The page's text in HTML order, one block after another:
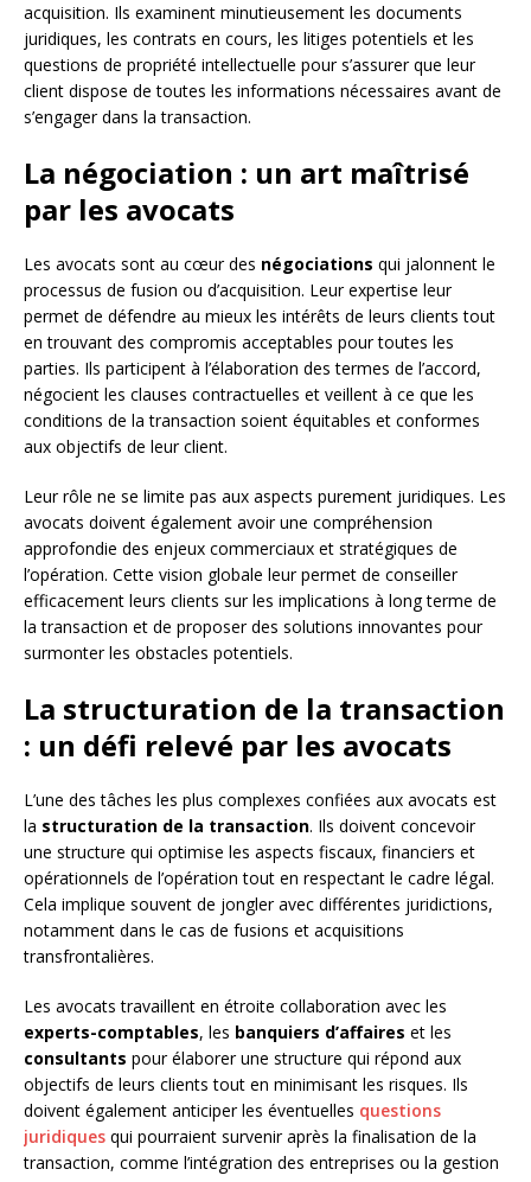
acquisition. Ils examinent minutieusement les documents
juridiques, les contrats en cours, les litiges potentiels et les
questions de propriété intellectuelle pour s’assurer que leur
client dispose de toutes les informations nécessaires avant de
s’engager dans la transaction.
La négociation : un art maîtrisé
par les avocats
Les avocats sont au cœur des négociations qui jalonnent le
processus de fusion ou d’acquisition. Leur expertise leur
permet de défendre au mieux les intérêts de leurs clients tout
en trouvant des compromis acceptables pour toutes les
parties. Ils participent à l’élaboration des termes de l’accord,
négocient les clauses contractuelles et veillent à ce que les
conditions de la transaction soient équitables et conformes
aux objectifs de leur client.
Leur rôle ne se limite pas aux aspects purement juridiques. Les
avocats doivent également avoir une compréhension
approfondie des enjeux commerciaux et stratégiques de
l’opération. Cette vision globale leur permet de conseiller
efficacement leurs clients sur les implications à long terme de
la transaction et de proposer des solutions innovantes pour
surmonter les obstacles potentiels.
La structuration de la transaction
: un défi relevé par les avocats
L’une des tâches les plus complexes confiées aux avocats est
la structuration de la transaction. Ils doivent concevoir
une structure qui optimise les aspects fiscaux, financiers et
opérationnels de l’opération tout en respectant le cadre légal.
Cela implique souvent de jongler avec différentes juridictions,
notamment dans le cas de fusions et acquisitions
transfrontalières.
Les avocats travaillent en étroite collaboration avec les
experts-comptables, les banquiers d’affaires et les
consultants pour élaborer une structure qui répond aux
objectifs de leurs clients tout en minimisant les risques. Ils
doivent également anticiper les éventuelles questions
juridiques qui pourraient survenir après la finalisation de la
transaction, comme l’intégration des entreprises ou la gestion